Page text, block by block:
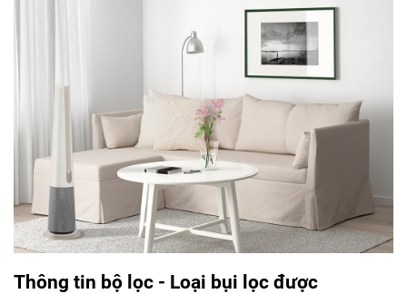
Thông tin bộ lọc - Loại bụi lọc được